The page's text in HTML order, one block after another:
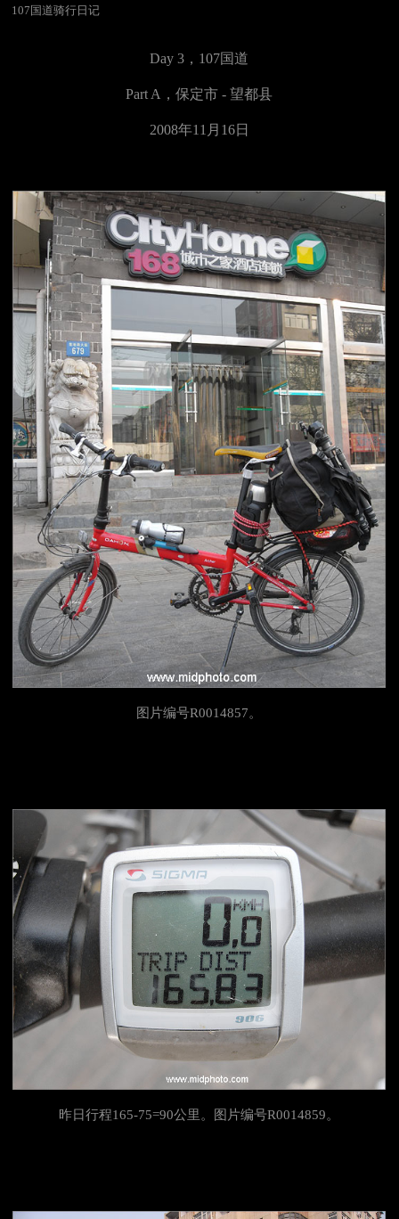
107国道骑行日记
Day 3， 107国道
Part A，保定市 - 望都县
2008年11月16日
图片编号R0014857。
昨日行程165-75=90公里。图片编号R0014859。